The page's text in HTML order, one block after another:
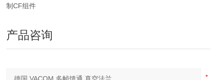
制CF组件
产品咨询